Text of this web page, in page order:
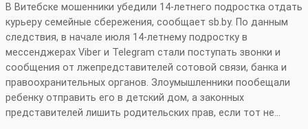
В Витебске мошенники убедили 14-летнего подростка отдать
курьеру семейные сбережения, сообщает sb.by. По данным
следствия, в начале июля 14-летнему подростку в
мессенджерах Viber и Telegram стали поступать звонки и
сообщения от лжепредставителей сотовой связи, банка и
правоохранительных органов. Злоумышленники пообещали
ребенку отправить его в детский дом, а законных
представителей лишить родительских прав, если тот не…